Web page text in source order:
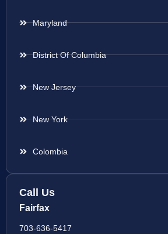
Maryland
District Of Columbia
New Jersey
New York
Colombia
Call Us
Fairfax
703-636-5417